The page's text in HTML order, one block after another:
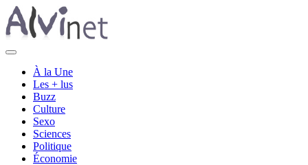
À la Une
Les + lus
Buzz
Culture
Sexo
Sciences
Politique
Économie